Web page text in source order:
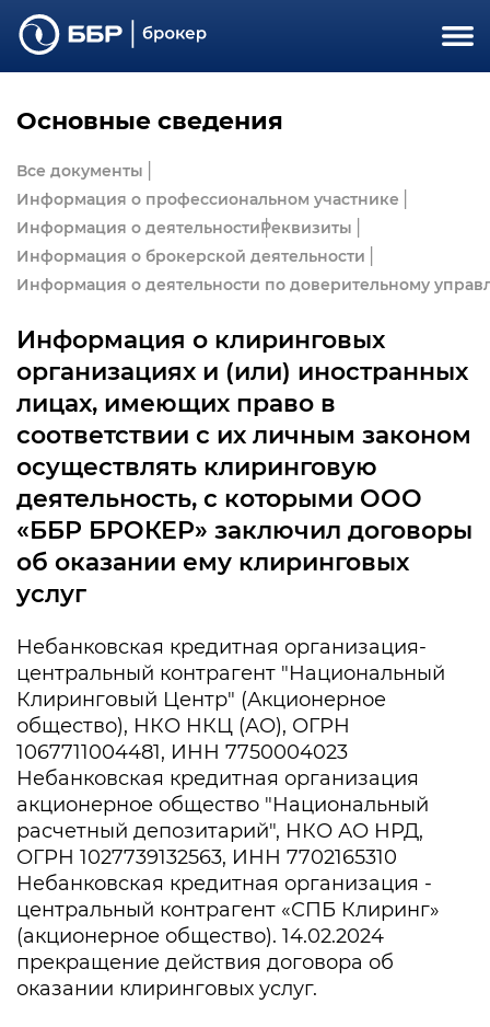
Основные сведения
Все документы
Информация о профессиональном участнике
Информация о деятельностиРеквизиты
Информация о брокерской деятельности
Информация о деятельности по доверительному
Информация о клиринговых
организациях и (или) иностранных
лицах, имеющих право в
соответствии с их личным законом
осуществлять клиринговую
деятельность, с которыми ООО
«ББР БРОКЕР» заключил договоры
об оказании ему клиринговых
услуг
Небанковская кредитная организация-
центральный контрагент "Национальный
Клиринговый Центр" (Акционерное
общество), НКО НКЦ (АО), ОГРН
1067711004481, ИНН 7750004023
Небанковская кредитная организация
акционерное общество "Национальный
расчетный депозитарий", НКО АО НРД,
ОГРН 1027739132563, ИНН 7702165310
Небанковская кредитная организация -
центральный контрагент «СПБ Клиринг»
(акционерное общество). 14.02.2024
прекращение действия договора об
оказании клиринговых услуг.